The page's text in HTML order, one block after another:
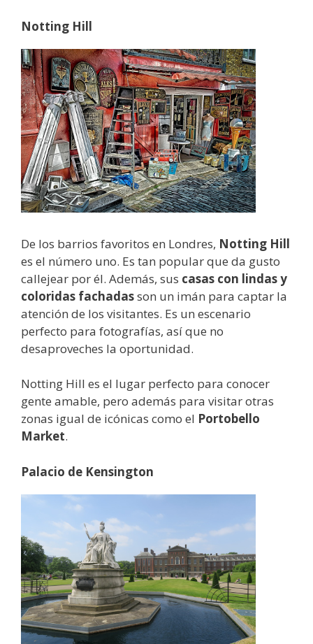
Notting Hill
De los barrios favoritos en Londres, Notting Hill
es el número uno. Es tan popular que da gusto
callejear por él. Además, sus casas con lindas y
coloridas fachadasson un imán para captar la
atención de los visitantes. Es un escenario
perfecto para fotografías, así que no
desaproveches la oportunidad.
Notting Hill es el lugar perfecto para conocer
gente amable, pero además para visitar otras
zonas igual de icónicas como el Portobello
Market.
Palacio de Kensington